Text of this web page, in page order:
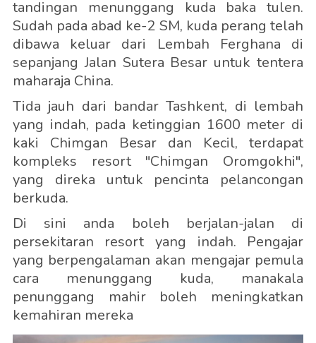
tandingan menunggang kuda baka tulen.
Sudah pada abad ke-2 SM, kuda perang telah
dibawa keluar dari Lembah Ferghana di
sepanjang Jalan Sutera Besar untuk tentera
maharaja China.
Tida jauh dari bandar Tashkent, di lembah
yang indah, pada ketinggian 1600 meter di
kaki Chimgan Besar dan Kecil, terdapat
kompleks resort "Chimgan Oromgokhi",
yang direka untuk pencinta pelancongan
berkuda.
Di sini anda boleh berjalan-jalan di
persekitaran resort yang indah. Pengajar
yang berpengalaman akan mengajar pemula
cara menunggang kuda, manakala
penunggang mahir boleh meningkatkan
kemahiran mereka